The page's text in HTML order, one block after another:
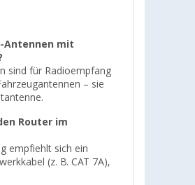
Antennen mit
sind für Radioempfang
– sie
Router im
empfiehlt sich ein
(z. B. CAT 7A),